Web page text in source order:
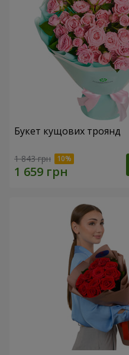
Букет кущових троянд
1 843 грн